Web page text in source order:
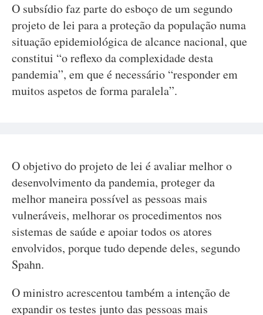
O subsídio faz parte do esboço de um segundo
projeto de lei para a proteção da população numa
situação epidemiológica de alcance nacional, que
constitui “o reflexo da complexidade desta
pandemia”, em que é necessário “responder em
muitos aspetos de forma paralela”.
O objetivo do projeto de lei é avaliar melhor o
desenvolvimento da pandemia, proteger da
melhor maneira possível as pessoas mais
vulneráveis, melhorar os procedimentos nos
sistemas de saúde e apoiar todos os atores
envolvidos, porque tudo depende deles, segundo
Spahn.
O ministro acrescentou também a intenção de
expandir os testes junto das pessoas mais